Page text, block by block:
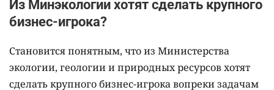
Из Минэкологии хотят сделать крупного
бизнес-игрока?
Становится понятным, что из Министерства
экологии, геологии и природных ресурсов хотят
сделать крупного бизнес-игрока вопреки задачам